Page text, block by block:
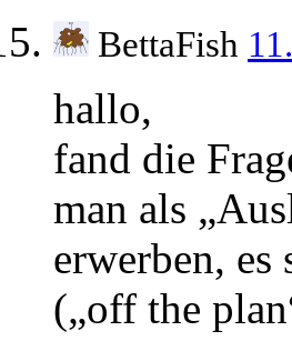
BettaFish
hallo,
fand die
man als
erwerben, es
(„off the